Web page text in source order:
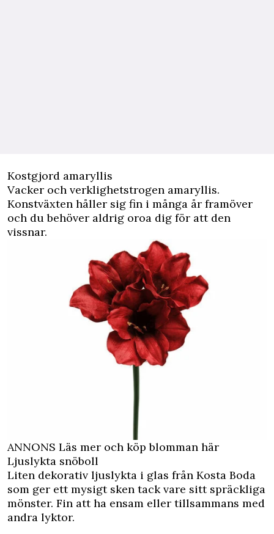
Kostgjord amaryllis
Vacker och verklighetstrogen amaryllis.
Konstväxten håller sig fin i många år framöver
och du behöver aldrig oroa dig för att den
vissnar.
ANNONS Läs mer och köp blomman här
Ljuslykta snöboll
Liten dekorativ ljuslykta i glas från Kosta Boda
som ger ett mysigt sken tack vare sitt spräckliga
mönster. Fin att ha ensam eller tillsammans med
andra lyktor.